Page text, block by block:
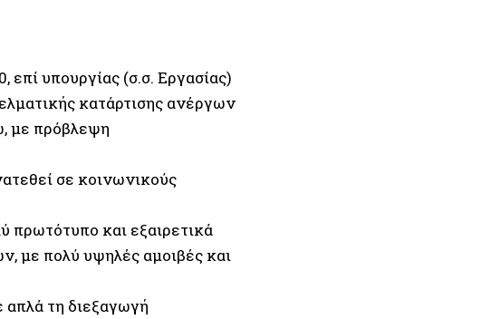
υπουργίας (σ.σ. Εργασίας)
κατάρτισης ανέργων
με πρόβλεψη
σε κοινωνικούς
πρωτότυπο και εξαιρετικά
με πολύ υψηλές αμοιβές και
τη διεξαγωγή